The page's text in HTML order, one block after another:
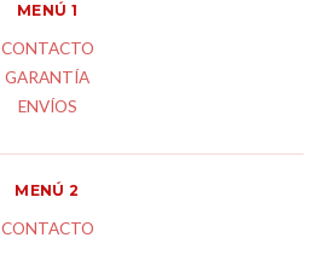
MENÚ 1
CONTACTO
GARANTÍA
ENVÍOS
MENÚ 2
CONTACTO